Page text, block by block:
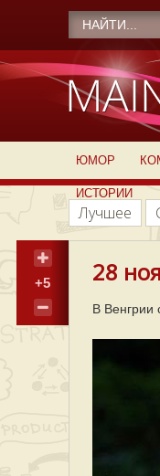
ЮМОР
ИСТОРИИ
Лучшее
+5 28
В Венгрии